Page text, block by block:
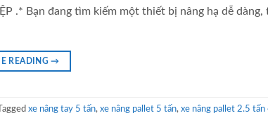
.* Bạn đang tìm kiếm một thiết bị nâng hạ dễ dàng,
READING→
Tagged xe nâng tay 5 tấn, xe nâng pallet 5 tấn, xe nâng pallet 2.5 tấn